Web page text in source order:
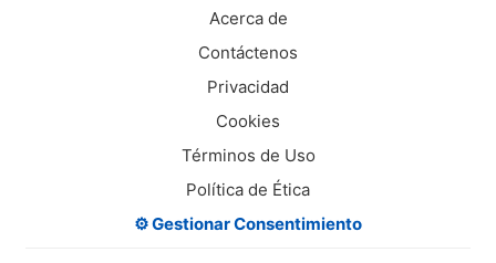
Acerca de
Contáctenos
Privacidad
Cookies
Términos de Uso
Política de Ética
⚙️ Gestionar Consentimiento